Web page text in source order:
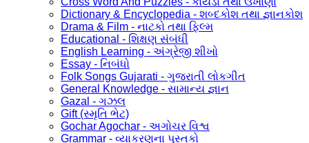
Dictionary & Encyclopedia - શબ્દકોશ તથા જ્ઞાનકોશ
Drama & Film - નાટકો તથા ફિલ્મ
Educational - શિક્ષણ સંબંધી
English Learning - અંગ્રેજી શીખો
Essay - નિબંધો
Folk Songs Gujarati - ગુજરાતી લોકગીત
General Knowledge - સામાન્ય જ્ઞાન
Gazal - ગઝલ
Gift (સ્મૃતિ ભેટ)
Gochar Agochar - અગોચર વિશ્વ
Grammar - વ્યાકરણના પુસ્તકો